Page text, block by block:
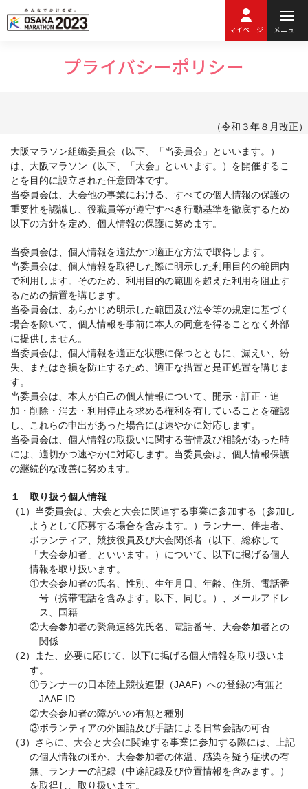
マイページ メニュー
（令和３年８月改正）
大阪マラソン組織委員会（以下、「当委員会」といいます。）
は、大阪マラソン（以下、「大会」といいます。）を開催するこ
とを目的に設立された任意団体です。
当委員会は、大会他の事業における、すべての個人情報の保護の
重要性を認識し、役職員等が遵守すべき行動基準を徹底するため
以下の方針を定め、個人情報の保護に努めます。
当委員会は、個人情報を適法かつ適正な方法で取得します。
当委員会は、個人情報を取得した際に明示した利用目的の範囲内
で利用します。そのため、利用目的の範囲を超えた利用を阻止す
るための措置を講じます。
当委員会は、あらかじめ明示した範囲及び法令等の規定に基づく
場合を除いて、個人情報を事前に本人の同意を得ることなく外部
に提供しません。
当委員会は、個人情報を適正な状態に保つとともに、漏えい、紛
失、またはき損を防止するため、適正な措置と是正処置を講じま
す。
当委員会は、本人が自己の個人情報について、開示・訂正・追
加・削除・消去・利用停止を求める権利を有していることを確認
し、これらの申出があった場合には速やかに対応します。
当委員会は、個人情報の取扱いに関する苦情及び相談があった時
には、適切かつ速やかに対応します。当委員会は、個人情報保護
の継続的な改善に努めます。
１ 取り扱う個人情報
（1）当委員会は、大会と大会に関連する事業に参加する（参加し
ようとして応募する場合を含みます。）ランナー、伴走者、
ボランティア、競技役員及び大会関係者（以下、総称して
「大会参加者」といいます。）について、以下に掲げる個人
情報を取り扱います。
①大会参加者の氏名、性別、生年月日、年齢、住所、電話番
号（携帯電話を含みます。以下、同じ。）、メールアドレ
ス、国籍
②大会参加者の緊急連絡先氏名、電話番号、大会参加者との
関係
（2）また、必要に応じて、以下に掲げる個人情報を取り扱いま
す。
①ランナーの日本陸上競技連盟（JAAF）への登録の有無と
JAAF ID
②大会参加者の障がいの有無と種別
③ボランティアの外国語及び手話による日常会話の可否
（3）さらに、大会と大会に関連する事業に参加する際には、上記
の個人情報のほか、大会参加者の体温、感染を疑う症状の有
無、ランナーの記録（中途記録及び位置情報を含みます。）
を取得し、取り扱います。